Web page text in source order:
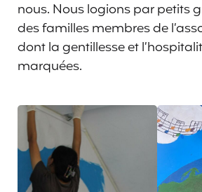
nous. Nous logions par petits
des familles membres de
dont la gentillesse et
marquées.